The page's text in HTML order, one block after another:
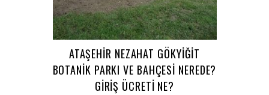
ATAŞEHIR NEZAHAT GÖKYIĞIT
BOTANIK PARKI VE BAHÇESI NEREDE?
GIRIŞ ÜCRETI NE?